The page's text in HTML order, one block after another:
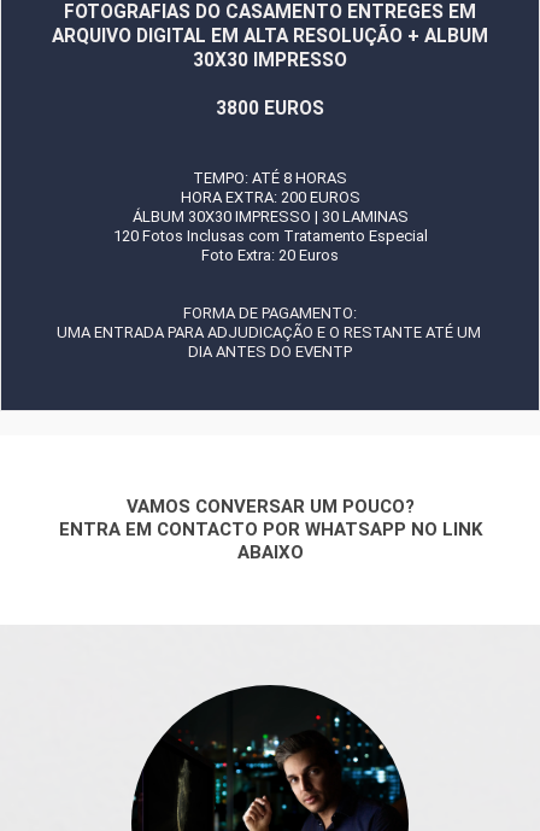
FOTOGRAFIAS DO CASAMENTO ENTREGES EM
ARQUIVO DIGITAL EM ALTA RESOLUÇÃO + ALBUM
30X30 IMPRESSO
3800 EUROS
TEMPO: ATÉ 8 HORAS
HORA EXTRA: 200 EUROS
ÁLBUM 30X30 IMPRESSO | 30 LAMINAS
120 Fotos Inclusas com Tratamento Especial
Foto Extra: 20 Euros
FORMA DE PAGAMENTO:
UMA ENTRADA PARA ADJUDICAÇÃO E O RESTANTE ATÉ UM
DIA ANTES DO EVENTP
VAMOS CONVERSAR UM POUCO?
ENTRA EM CONTACTO POR WHATSAPP NO LINK
ABAIXO